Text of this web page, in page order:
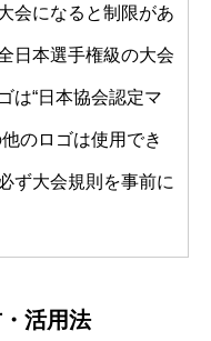
会になると制限があ
日本選手権級の大会
は“日本協会認定マ
のロゴは使用でき
ず大会規則を事前に
活用法